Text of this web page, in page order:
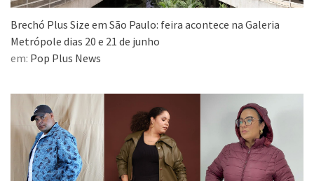
Brechó Plus Size em São Paulo: feira acontece na Galeria
Metrópole dias 20 e 21 de junho
em: Pop Plus News